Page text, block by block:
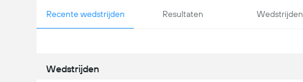
Recente wedstrijden Resultaten Wedstrijden
Wedstrijden